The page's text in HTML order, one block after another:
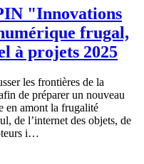
"Innovations
frugal,
à projets 2025
les frontières de la
de préparer un nouveau
en amont la frugalité
de l’internet des objets, de
i…